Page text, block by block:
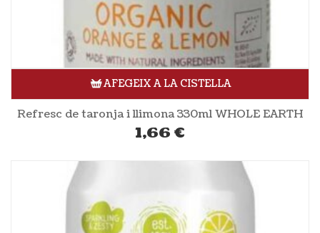
AFEGEIX A LA CISTELLA
Refresc de taronja i llimona 330ml WHOLE EARTH
1,66 €